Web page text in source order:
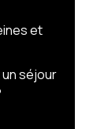
et
séjour